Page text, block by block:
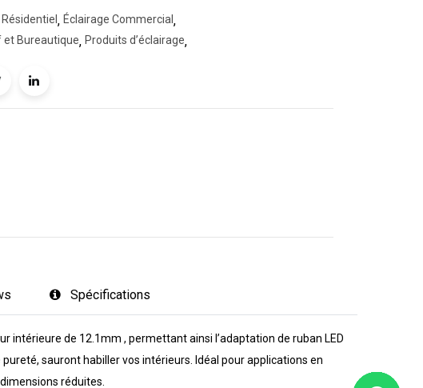
, Éclairage Commercial ,
et Bureautique, Produits d’éclairage,
Spécifications
intérieure de 12.1mm , permettant ainsi l’adaptation de ruban LED
sauront habiller vos intérieurs. Idéal pour applications en
réduites.